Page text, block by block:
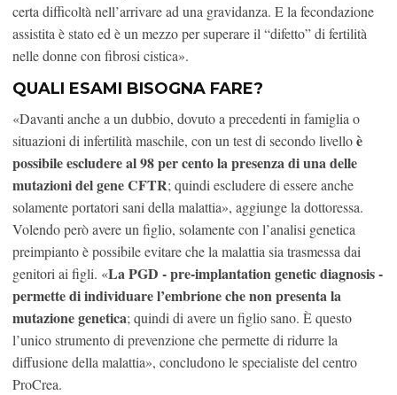
certa difficoltà nell’arrivare ad una gravidanza. E la fecondazione
assistita è stato ed è un mezzo per superare il “difetto” di fertilità
nelle donne con fibrosi cistica».
QUALI ESAMI BISOGNA FARE?
«Davanti anche a un dubbio, dovuto a precedenti in famiglia o
situazioni di infertilità maschile, con un test di secondo livelloè
possibile escludere al 98 per cento la presenza di una delle
mutazioni del gene CFTR; quindi escludere di essere anche
solamente portatori sani della malattia», aggiunge la dottoressa.
Volendo però avere un figlio, solamente con l’analisi genetica
preimpianto è possibile evitare che la malattia sia trasmessa dai
genitori ai figli. «La PGD - pre-implantation genetic diagnosis -
permette di individuare l’embrione che non presenta la
mutazione genetica; quindi di avere un figlio sano. È questo
l’unico strumento di prevenzione che permette di ridurre la
diffusione della malattia», concludono le specialiste del centro
ProCrea.